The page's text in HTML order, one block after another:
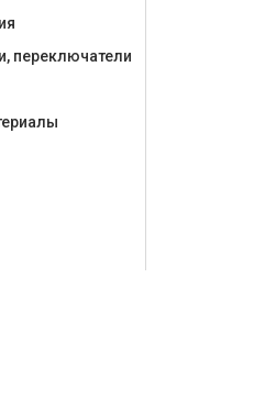
переключатели